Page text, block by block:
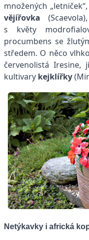
množených
vějířovka
s květy
procumbens se
středem. O něco
červenolistá Iresine,
kultivary kejklířky
Netýkavky i africká